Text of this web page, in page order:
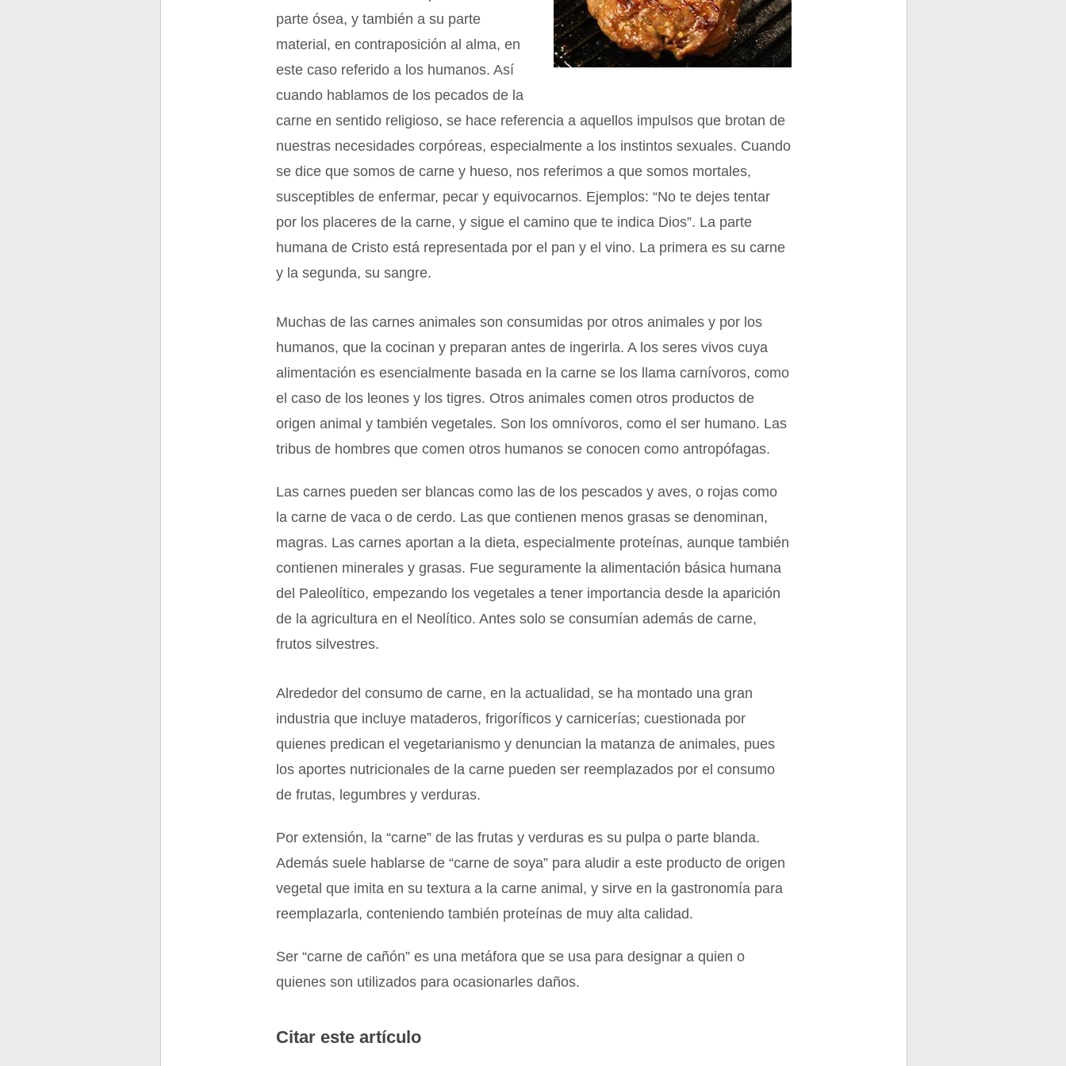
parte ósea, y también a su parte
material, en contraposición al alma, en
este caso referido a los humanos. Así
cuando hablamos de los pecados de la
carne en sentido religioso, se hace referencia a aquellos impulsos que brotan de
nuestras necesidades corpóreas, especialmente a los instintos sexuales. Cuando
se dice que somos de carne y hueso, nos referimos a que somos mortales,
susceptibles de enfermar, pecar y equivocarnos. Ejemplos: “No te dejes tentar
por los placeres de la carne, y sigue el camino que te indica Dios”. La parte
humana de Cristo está representada por el pan y el vino. La primera es su carne
y la segunda, su sangre.
Muchas de las carnes animales son consumidas por otros animales y por los
humanos, que la cocinan y preparan antes de ingerirla. A los seres vivos cuya
alimentación es esencialmente basada en la carne se los llama carnívoros, como
el caso de los leones y los tigres. Otros animales comen otros productos de
origen animal y también vegetales. Son los omnívoros, como el ser humano. Las
tribus de hombres que comen otros humanos se conocen como antropófagas.
Las carnes pueden ser blancas como las de los pescados y aves, o rojas como
la carne de vaca o de cerdo. Las que contienen menos grasas se denominan,
magras. Las carnes aportan a la dieta, especialmente proteínas, aunque también
contienen minerales y grasas. Fue seguramente la alimentación básica humana
del Paleolítico, empezando los vegetales a tener importancia desde la aparición
de la agricultura en el Neolítico. Antes solo se consumían además de carne,
frutos silvestres.
Alrededor del consumo de carne, en la actualidad, se ha montado una gran
industria que incluye mataderos, frigoríficos y carnicerías; cuestionada por
quienes predican el vegetarianismo y denuncian la matanza de animales, pues
los aportes nutricionales de la carne pueden ser reemplazados por el consumo
de frutas, legumbres y verduras.
Por extensión, la “carne” de las frutas y verduras es su pulpa o parte blanda.
Además suele hablarse de “carne de soya” para aludir a este producto de origen
vegetal que imita en su textura a la carne animal, y sirve en la gastronomía para
reemplazarla, conteniendo también proteínas de muy alta calidad.
Ser “carne de cañón” es una metáfora que se usa para designar a quien o
quienes son utilizados para ocasionarles daños.
Citar este artículo